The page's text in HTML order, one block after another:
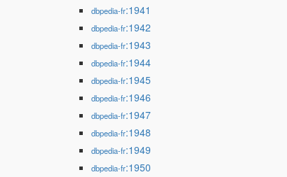
dbpedia-fr:1941
dbpedia-fr:1942
dbpedia-fr:1943
dbpedia-fr:1944
dbpedia-fr:1945
dbpedia-fr:1946
dbpedia-fr:1947
dbpedia-fr:1948
dbpedia-fr:1949
dbpedia-fr:1950